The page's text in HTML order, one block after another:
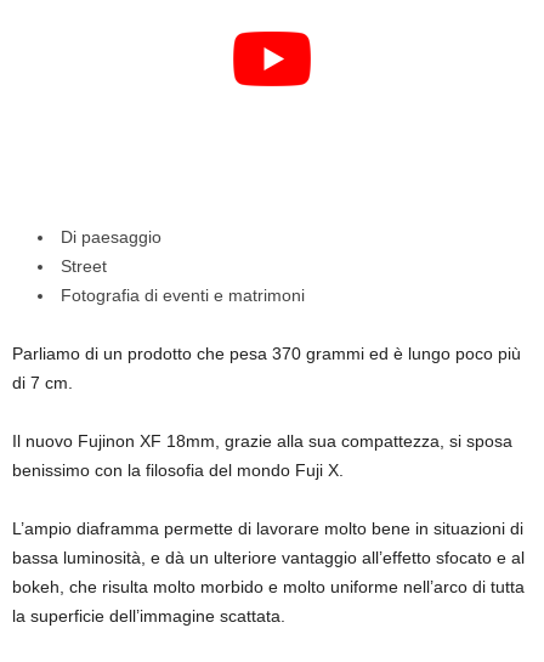
Di paesaggio
Street
Fotografia di eventi e matrimoni
Parliamo di un prodotto che pesa 370 grammi ed è lungo poco più
di 7 cm.
Il nuovo Fujinon XF 18mm, grazie alla sua compattezza, si sposa
benissimo con la filosofia del mondo Fuji X.
L’ampio diaframma permette di lavorare molto bene in situazioni di
bassa luminosità, e dà un ulteriore vantaggio all’effetto sfocato e al
bokeh, che risulta molto morbido e molto uniforme nell’arco di tutta
la superficie dell’immagine scattata.